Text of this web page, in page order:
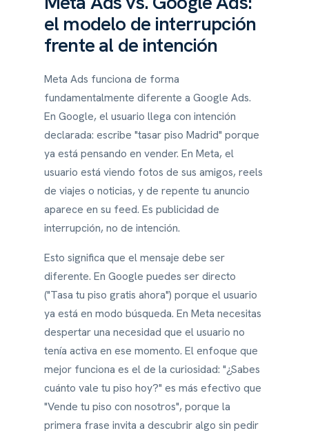
el modelo de interrupción
frente al de intención
Meta Ads funciona de forma
fundamentalmente diferente a Google Ads.
En Google, el usuario llega con intención
declarada: escribe "tasar piso Madrid" porque
ya está pensando en vender. En Meta, el
usuario está viendo fotos de sus amigos, reels
de viajes o noticias, y de repente tu anuncio
aparece en su feed. Es publicidad de
interrupción, no de intención.
Esto significa que el mensaje debe ser
diferente. En Google puedes ser directo
("Tasa tu piso gratis ahora") porque el usuario
ya está en modo búsqueda. En Meta necesitas
despertar una necesidad que el usuario no
tenía activa en ese momento. El enfoque que
mejor funciona es el de la curiosidad: "¿Sabes
cuánto vale tu piso hoy?" es más efectivo que
"Vende tu piso con nosotros", porque la
primera frase invita a descubrir algo sin pedir